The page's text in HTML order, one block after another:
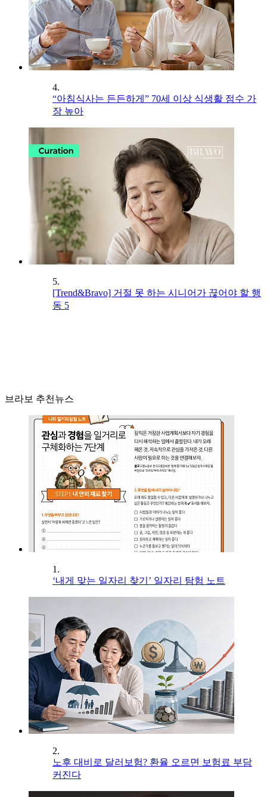
4.
“아침식사는 든든하게” 70세 이상 식생활 점수 가
장 높아
5.
[Trend&Bravo] 거절 못 하는 시니어가 끊어야 할 행
동 5
브라보 추천뉴스
1.
‘내게 맞는 일자리 찾기’ 일자리 탐험 노트
2.
노후 대비로 달러보험? 환율 오르면 보험료 부담
커진다